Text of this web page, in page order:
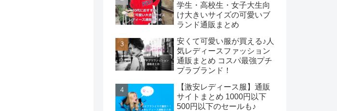
学生・高校生・女子大生向
け大きいサイズの可愛いブ
ランド通販まとめ
安くて可愛い服が買える♪人
気レディースファッション
通販まとめ コスパ最強プチ
プラブランド！
【激安レディース服】通販
サイトまとめ 1000円以下
500円以下のセールも♪